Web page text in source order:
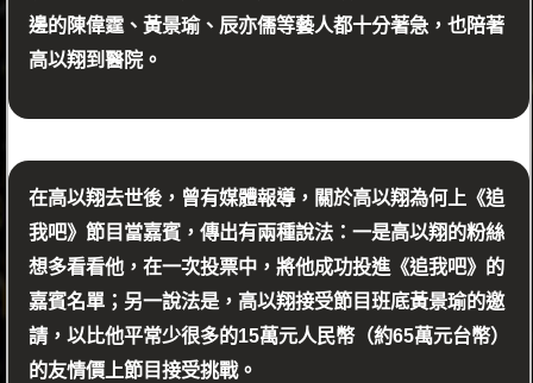
邊的陳偉霆、黃景瑜、辰亦儒等藝人都十分著急，也陪著
高以翔到醫院。
在高以翔去世後，曾有媒體報導，關於高以翔為何上《追
我吧》節目當嘉賓，傳出有兩種說法：一是高以翔的粉絲
想多看看他，在一次投票中，將他成功投進《追我吧》的
嘉賓名單；另一說法是，高以翔接受節目班底黃景瑜的邀
請，以比他平常少很多的15萬元人民幣（約65萬元台幣）
的友情價上節目接受挑戰。